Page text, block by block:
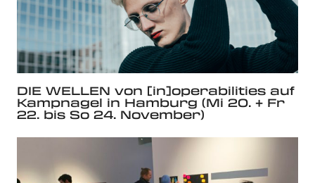
DIE WELLEN von [in]operabilities auf
Kampnagel in Hamburg (Mi 20. + Fr
22. bis So 24. November)